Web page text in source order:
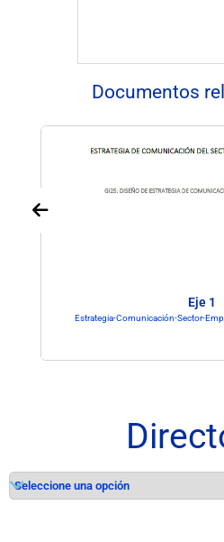
Documentos
Eje 1
Estrategia-Comunicación-Sector-